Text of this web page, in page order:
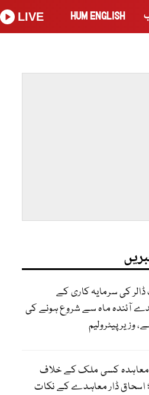
HUM ENGLISH
LIVE
ڈالر کی سرمایہ کاری کے
آئندہ ماہ سے شروع ہونے کی
وزیر پیٹرولیم
معاہدہ کسی ملک کے خلاف
اسحاق ڈار معاہدے کے نکات